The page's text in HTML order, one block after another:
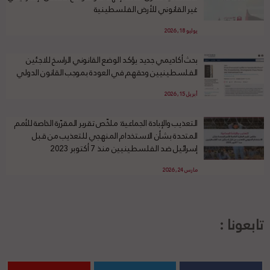
غير القانوني للأرض الفلسطينية
يوليو 18, 2026
بحث أكاديمي جديد يؤكد الوضع القانوني الراسخ للاجئين
الفلسطينيين وحقهم في العودة بموجب القانون الدولي
أبريل 15, 2026
التعذيب والإبادة الجماعية: ملخّص تقرير المقرّرة الخاصة للأمم
المتحدة بشأن الاستخدام المنهجي للتعذيب من قبل
إسرائيل ضد الفلسطينيين منذ 7 أكتوبر 2023
مارس 24, 2026
تابعونا :